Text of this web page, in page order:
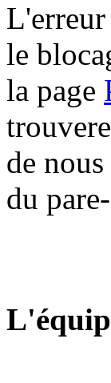
L'erreur
le
la page
de
du